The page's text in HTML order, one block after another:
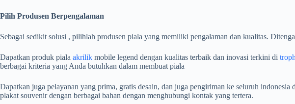
Pilih Produsen Berpengalaman
Sebagai sedikit solusi , pilihlah produsen piala yang memiliki pengalaman dan kualitas.
Dapatkan produk piala akrilik mobile legend dengan kualitas terbaik dan inovasi terkini di
berbagai kriteria yang Anda butuhkan dalam membuat piala
Dapatkan juga pelayanan yang prima, gratis desain, dan juga pengiriman ke seluruh
plakat souvenir dengan berbagai bahan dengan menghubungi kontak yang tertera.